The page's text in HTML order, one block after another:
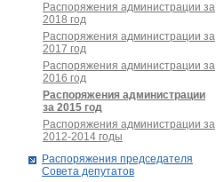
Распоряжения администрации за
2018 год
Распоряжения администрации за
2017 год
Распоряжения администрации за
2016 год
Распоряжения администрации
за 2015 год
Распоряжения администрации за
2012-2014 годы
Распоряжения председателя
Совета депутатов